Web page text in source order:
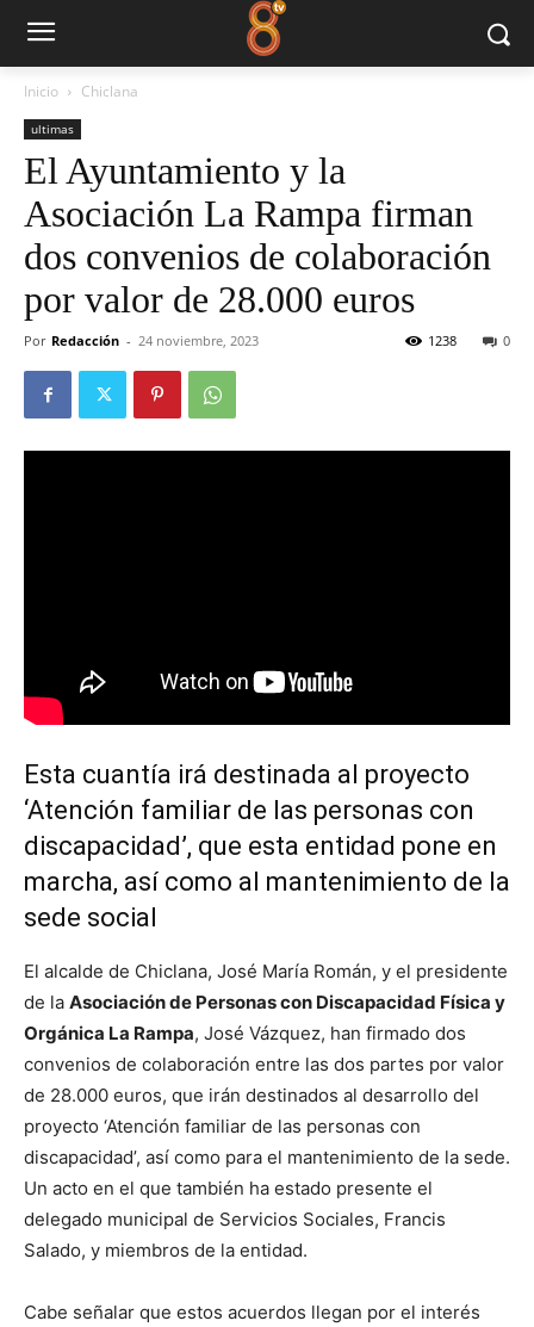
Inicio Chiclana
ultimas
El Ayuntamiento y la
Asociación La Rampa firman
dos convenios de colaboración
por valor de 28.000 euros
Por Redacción - 24 noviembre, 2023 0
1238
Esta cuantía irá destinada al proyecto
‘Atención familiar de las personas con
discapacidad’, que esta entidad pone en
marcha, así como al mantenimiento de la
sede social
El alcalde de Chiclana, José María Román, y el presidente
de la Asociación de Personas con Discapacidad Física y
Orgánica La Rampa, José Vázquez, han firmado dos
convenios de colaboración entre las dos partes por valor
de 28.000 euros, que irán destinados al desarrollo del
proyecto ‘Atención familiar de las personas con
discapacidad’, así como para el mantenimiento de la sede.
Un acto en el que también ha estado presente el
delegado municipal de Servicios Sociales, Francis
Salado, y miembros de la entidad.
Cabe señalar que estos acuerdos llegan por el interés